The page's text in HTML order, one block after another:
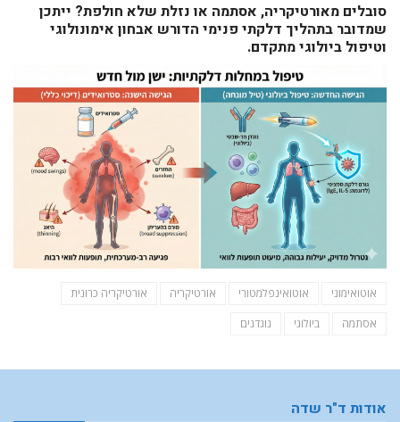
סובלים מאורטיקריה, אסתמה או נזלת שלא חולפת? ייתכן
שמדובר בתהליך דלקתי פנימי הדורש אבחון אימונולוגי
וטיפול ביולוגי מתקדם.
אוטואימוני אוטואינפלמטורי אורטיקריה
אורטיקריה כרונית
אסתמה
ביולוגי נוגדנים
אודות ד"ר שדה